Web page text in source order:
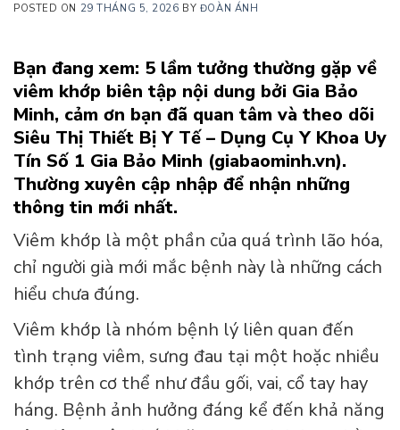
POSTED ON 29 THÁNG 5, 2026 BY ĐOÀN ÁNH
Bạn đang xem: 5 lầm tưởng thường gặp về
viêm khớp biên tập nội dung bởi Gia Bảo
Minh, cảm ơn bạn đã quan tâm và theo dõi
Siêu Thị Thiết Bị Y Tế – Dụng Cụ Y Khoa Uy
Tín Số 1 Gia Bảo Minh (giabaominh.vn).
Thường xuyên cập nhập để nhận những
thông tin mới nhất.
Viêm khớp là một phần của quá trình lão hóa,
chỉ người già mới mắc bệnh này là những cách
hiểu chưa đúng.
Viêm khớp là nhóm bệnh lý liên quan đến
tình trạng viêm, sưng đau tại một hoặc nhiều
khớp trên cơ thể như đầu gối, vai, cổ tay hay
háng. Bệnh ảnh hưởng đáng kể đến khả năng